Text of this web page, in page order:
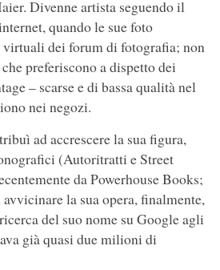
Divenne artista seguendo il
quando le sue foto
dei forum di fotografia; non
preferiscono a dispetto dei
– scarse e di bassa qualità nel
nei negozi.
ad accrescere la sua figura,
(Autoritratti e Street
da Powerhouse Books;
la sua opera, finalmente,
del suo nome su Google agli
già quasi due milioni di